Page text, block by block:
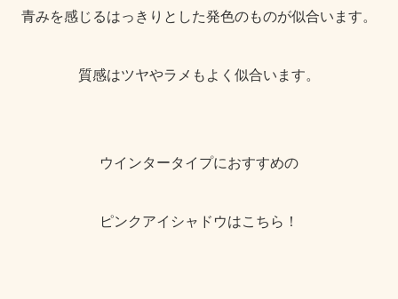
青みを感じるはっきりとした発色のものが似合います。
質感はツヤやラメもよく似合います。
ウインタータイプにおすすめの
ピンクアイシャドウはこちら！